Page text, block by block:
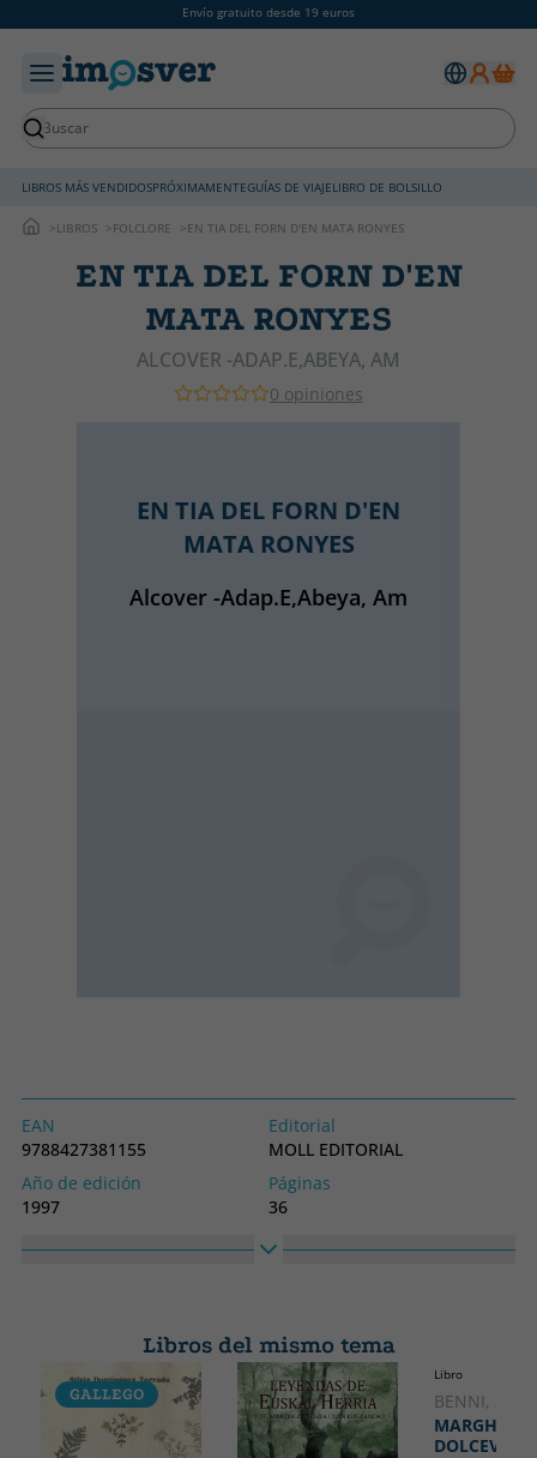
Envío gratuito desde 19 euros
LIBROS MÁS VENDIDOSPRÓXIMAMENTEGUÍAS DE VIAJELIBRO DE BOLSILLO
LIBROS FOLCLORE EN TIA DEL FORN D'EN MATA RONYES
EN TIA DEL FORN D'EN
MATA RONYES
ALCOVER -ADAP.E,ABEYA, AM
0 opiniones
EN TIA DEL FORN D'EN
MATA RONYES
Alcover -Adap.E,Abeya, Am
EAN
9788427381155
Editorial
MOLL EDITORIAL
Año de edición
1997
Páginas
36
Idioma
Libros del mismo tema
GALLEGO CATALÁN
Libro
BENNI,
DOLCEVITA